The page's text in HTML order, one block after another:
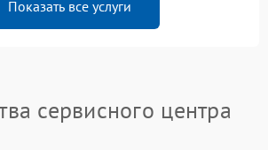
Показать все услуги
сервисного центра